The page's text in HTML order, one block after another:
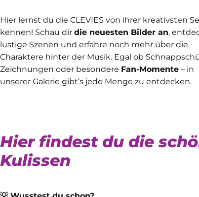
Hier lernst du die CLEVIES von ihrer kreativsten
kennen! Schau dir die neuesten Bilder an,
lustige Szenen und erfahre noch mehr über die
Charaktere hinter der Musik. Egal ob
Zeichnungen oder besondere Fan-Momente – in
unserer Galerie gibt’s jede Menge zu entdecken.
Hier findest du die
Kulissen